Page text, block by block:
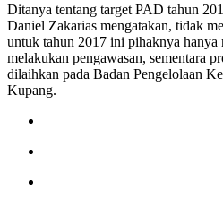
Ditanya tentang target PAD tahun
Daniel Zakarias mengatakan, tidak
untuk tahun 2017 ini pihaknya
melakukan pengawasan, sementara
dilaihkan pada Badan Pengelolaan
Kupang.